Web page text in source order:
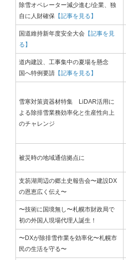
除雪オペレーター減少進む/企業、独
自に人財確保 【記事を見る】
国道維持新年度安全大会 【記事を見
る】
道内建設、工事集中の夏場を懸念
国へ特例要請 【記事を見る】
雪寒対策資器材特集 LiDAR活用に
よる除排雪業務効率化と生産性向上
のチャレンジ​​​​​​​
被災時の地域通信拠点に
支笏湖周辺の郷土史報告会〜建設DX
の恩恵広く伝え〜
〜技術に国境無し〜札幌市財政局で
初の外国人現場代理人誕生！
〜DXが除排雪作業を効率化〜札幌市
民の生活を守る〜